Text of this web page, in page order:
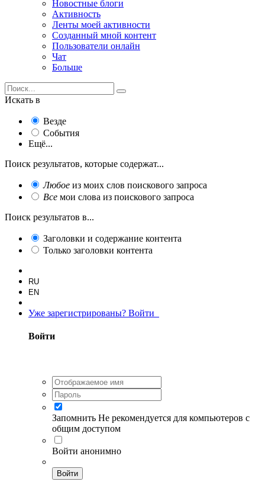
Новостные блоги
Активность
Ленты моей активности
Созданный мной контент
Пользователи онлайн
Чат
Больше
Искать в
Везде
События
Ещё...
Поиск результатов, которые содержат...
Любое из моих слов поискового запроса
Все мои слова из поискового запроса
Поиск результатов в...
Заголовки и содержание контента
Только заголовки контента
RU
EN
Уже зарегистрированы? Войти
Войти
Запомнить Не рекомендуется для компьютеров с
общим доступом
Войти анонимно
Войти